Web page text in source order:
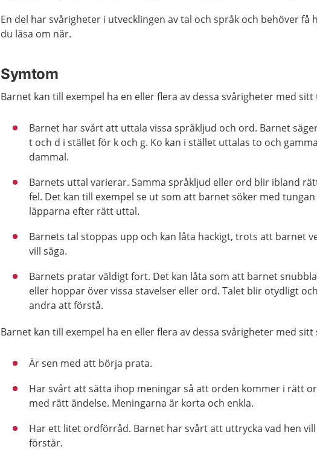
En del har svårigheter i utvecklingen av tal och språk och behöver få
du läsa om när.
Symtom
Barnet kan till exempel ha en eller flera av dessa svårigheter med sitt
Barnet har svårt att uttala vissa språkljud och ord. Barnet
t och d i stället för k och g. Ko kan i stället uttalas to och
dammal.
Barnets uttal varierar. Samma språkljud eller ord blir ibland
fel. Det kan till exempel se ut som att barnet söker med
läpparna efter rätt uttal.
Barnets tal stoppas upp och kan låta hackigt, trots att barnet
vill säga.
Barnets pratar väldigt fort. Det kan låta som att barnet
eller hoppar över vissa stavelser eller ord. Talet blir otydligt
andra att förstå.
Barnet kan till exempel ha en eller flera av dessa svårigheter med sitt
Är sen med att börja prata.
Har svårt att sätta ihop meningar så att orden kommer i rätt
med rätt ändelse. Meningarna är korta och enkla.
Har ett litet ordförråd. Barnet har svårt att uttrycka vad hen
förstår.